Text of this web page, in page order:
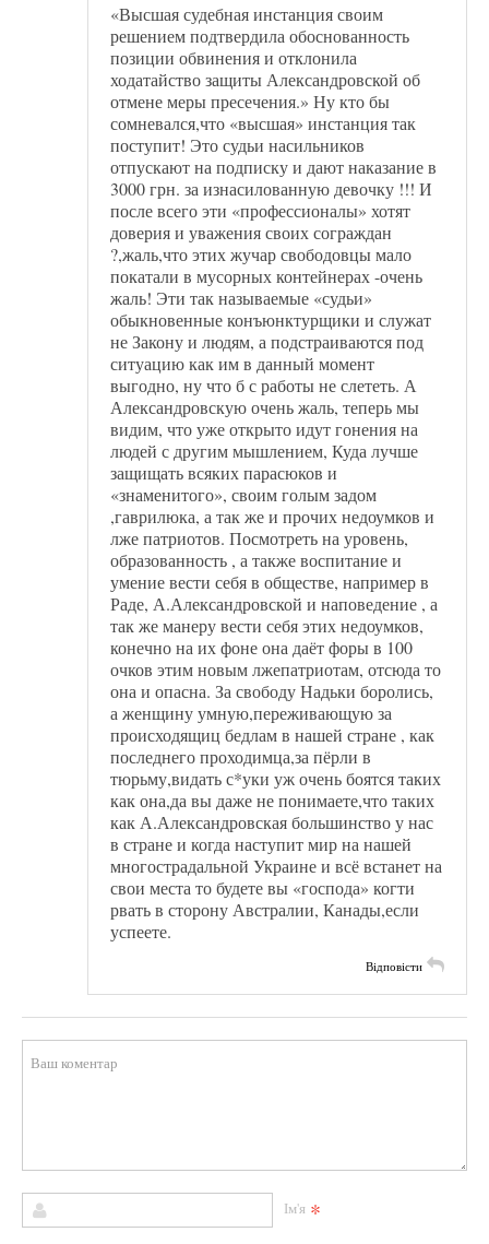
«Высшая судебная инстанция своим
решением подтвердила обоснованность
позиции обвинения и отклонила
ходатайство защиты Александровской об
отмене меры пресечения.» Ну кто бы
сомневался,что «высшая» инстанция так
поступит! Это судьи насильников
отпускают на подписку и дают наказание в
3000 грн. за изнасилованную девочку !!! И
после всего эти «профессионалы» хотят
доверия и уважения своих сограждан
?,жаль,что этих жучар свободовцы мало
покатали в мусорных контейнерах -очень
жаль! Эти так называемые «судьи»
обыкновенные конъюнктурщики и служат
не Закону и людям, а подстраиваются под
ситуацию как им в данный момент
выгодно, ну что б с работы не слететь. А
Александровскую очень жаль, теперь мы
видим, что уже открыто идут гонения на
людей с другим мышлением, Куда лучше
защищать всяких парасюков и
«знаменитого», своим голым задом
,гаврилюка, а так же и прочих недоумков и
лже патриотов. Посмотреть на уровень,
образованность , а также воспитание и
умение вести себя в обществе, например в
Раде, А.Александровской и наповедение , а
так же манеру вести себя этих недоумков,
конечно на их фоне она даёт форы в 100
очков этим новым лжепатриотам, отсюда то
она и опасна. За свободу Надьки боролись,
а женщину умную,переживающую за
происходящиц бедлам в нашей стране , как
последнего проходимца,за пёрли в
тюрьму,видать с*уки уж очень боятся таких
как она,да вы даже не понимаете,что таких
как А.Александровская большинство у нас
в стране и когда наступит мир на нашей
многострадальной Украине и всё встанет на
свои места то будете вы «господа» когти
рвать в сторону Австралии, Канады,если
успеете.
Відповісти
Ім'я *